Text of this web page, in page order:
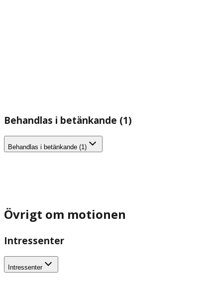
Behandlas i betänkande (1)
Behandlas i betänkande (1)
Övrigt om motionen
Intressenter
Intressenter